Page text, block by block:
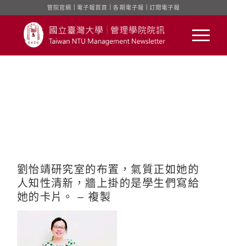
管院官網 電子報首頁 ｜各期電子報 訂閱電子報
劉怡靖研究室的布置，氣質正如她的
人知性清新，牆上掛的是學生們寫給
她的卡片。 – 複製